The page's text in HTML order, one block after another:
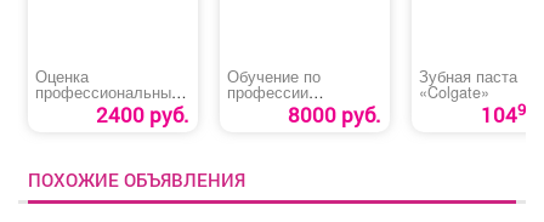
Оценка
профессиональных
рисков как
эффективный2400 руб.
Обучение по
профессии
«Слесарь по8000 руб.
Зубная паста
«Colgate»
10490
ПОХОЖИЕ ОБЪЯВЛЕНИЯ